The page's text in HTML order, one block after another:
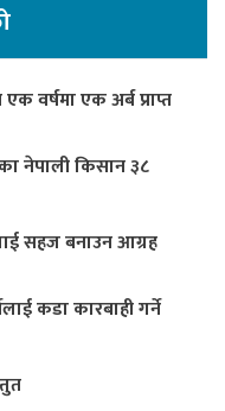
वर्षमा एक अर्ब प्राप्त
नेपाली किसान ३८
सहज बनाउन आग्रह
कडा कारबाही गर्ने